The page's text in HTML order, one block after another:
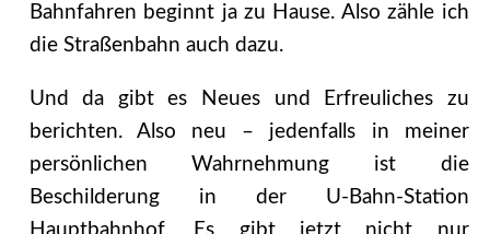
Bahnfahren beginnt ja zu Hause. Also zähle ich
die Straßenbahn auch dazu.
Und da gibt es Neues und Erfreuliches zu
berichten. Also neu – jedenfalls in meiner
persönlichen Wahrnehmung ist die
Beschilderung in der U-Bahn-Station